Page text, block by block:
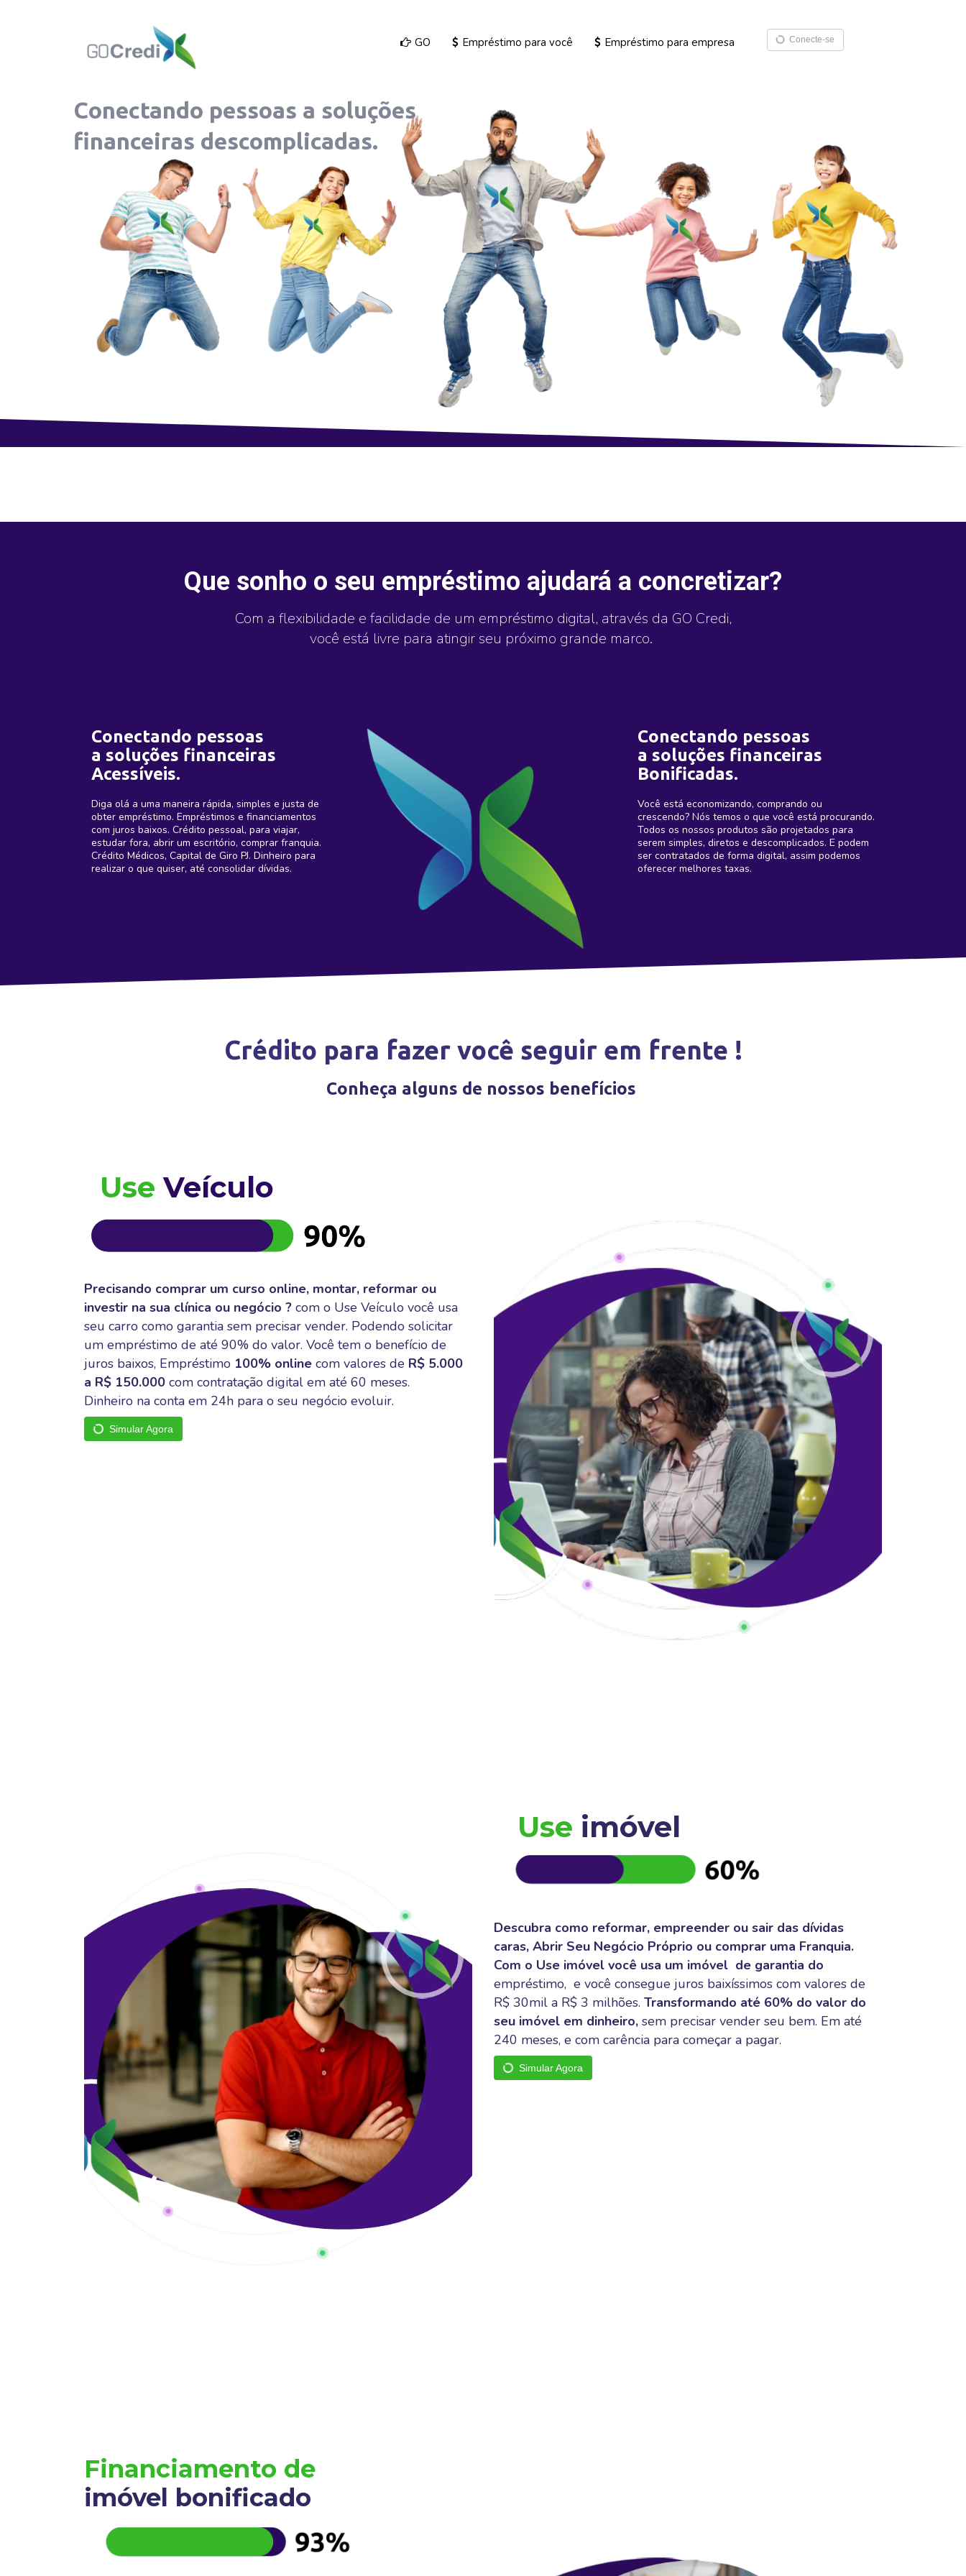
GO Empréstimo para você Empréstimo para empresa Conecte-se
Conectando pessoas a soluções
financeiras descomplicadas.
...
Que sonho o seu empréstimo ajudará a concretizar?
Com a flexibilidade e facilidade de um empréstimo digital, através da GO Credi,
você está livre para atingir seu próximo grande marco.
Conectando pessoas
a soluções financeiras
Acessíveis.
Diga olá a uma maneira rápida, simples e justa de
obter empréstimo. Empréstimos e financiamentos
com juros baixos. Crédito pessoal, para viajar,
estudar fora, abrir um escritório, comprar franquia.
Crédito Médicos, Capital de Giro PJ. Dinheiro para
realizar o que quiser, até consolidar dívidas.
Conectando pessoas
a soluções financeiras
Bonificadas.
Você está economizando, comprando ou
crescendo? Nós temos o que você está procurando.
Todos os nossos produtos são projetados para
serem simples, diretos e descomplicados. E podem
ser contratados de forma digital, assim podemos
oferecer melhores taxas.
Crédito para fazer você seguir em frente !
Conheça alguns de nossos benefícios
Use Veículo
Precisando comprar um curso online, montar, reformar ou
investir na sua clínica ou negócio ? com o Use Veículo você usa
seu carro como garantia sem precisar vender. Podendo solicitar
um empréstimo de até 90% do valor. Você tem o benefício de
juros baixos, Empréstimo 100% online com valores de R$ 5.000
a R$ 150.000 com contratação digital em até 60 meses.
Dinheiro na conta em 24h para o seu negócio evoluir.
Simular Agora
Use imóvel
Descubra como reformar, empreender ou sair das dívidas
caras, Abrir Seu Negócio Próprio ou comprar uma Franquia.
Com o Use imóvel você usa um imóvel de garantia do
empréstimo, e você consegue juros baixíssimos com valores de
R$ 30mil a R$ 3 milhões. Transformando até 60% do valor do
seu imóvel em dinheiro, sem precisar vender seu bem. Em até
240 meses, e com carência para começar a pagar.
Simular Agora
Financiamento de
imóvel bonificado